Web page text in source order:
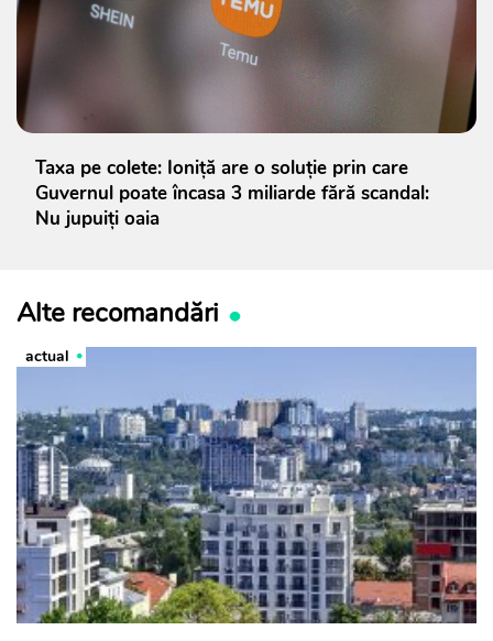
Taxa pe colete: Ioniță are o soluție prin care
Guvernul poate încasa 3 miliarde fără scandal:
Nu jupuiți oaia
Alte recomandări
actual